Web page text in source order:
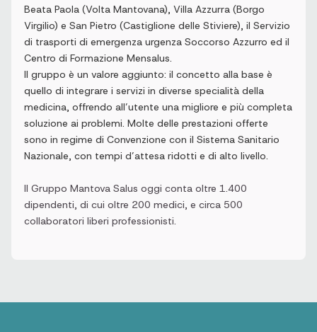
Beata Paola (Volta Mantovana), Villa Azzurra (Borgo
Virgilio) e San Pietro (Castiglione delle Stiviere), il Servizio
di trasporti di emergenza urgenza Soccorso Azzurro ed il
Centro di Formazione Mensalus.
Il gruppo è un valore aggiunto: il concetto alla base è
quello di integrare i servizi in diverse specialità della
medicina, offrendo all’utente una migliore e più completa
soluzione ai problemi. Molte delle prestazioni offerte
sono in regime di Convenzione con il Sistema Sanitario
Nazionale, con tempi d’attesa ridotti e di alto livello.
Il Gruppo Mantova Salus oggi conta oltre 1.400
dipendenti, di cui oltre 200 medici, e circa 500
collaboratori liberi professionisti.